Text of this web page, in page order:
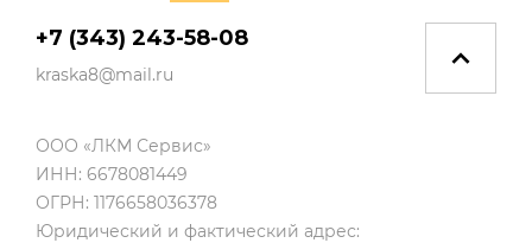
+7 (343) 243-58-08
kraska8@mail.ru
ООО «ЛКМ Сервис»
ИНН: 6678081449
ОГРН: 1176658036378
Юридический и фактический адрес: